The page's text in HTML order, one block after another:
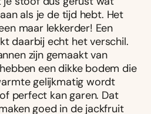
als je de tijd hebt. Het
maar lekkerder! Een
daarbij echt het verschil.
zijn gemaakt van
een dikke bodem die
gelijkmatig wordt
perfect kan garen. Dat
goed in de jackfruit